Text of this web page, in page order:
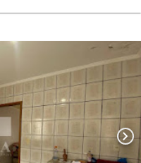
chevron_right